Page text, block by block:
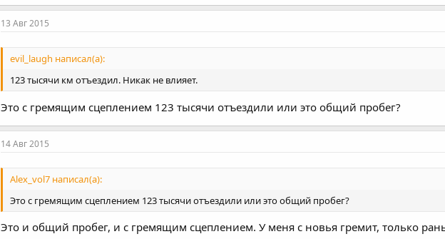
13 Авг 2015
evil_laugh написал(а):
123 тысячи км отъездил. Никак не влияет.
Это с гремящим сцеплением 123 тысячи отъездили или это общий пробег?
14 Авг 2015
Alex_vol7 написал(а):
Это с гремящим сцеплением 123 тысячи отъездили или это общий пробег?
Это и общий пробег, и с гремящим сцеплением. У меня с новья гремит, только